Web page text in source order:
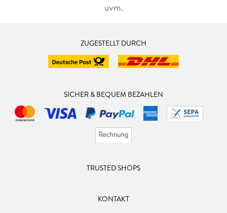
uvm.
ZUGESTELLT DURCH
SICHER & BEQUEM BEZAHLEN
TRUSTED SHOPS
KONTAKT